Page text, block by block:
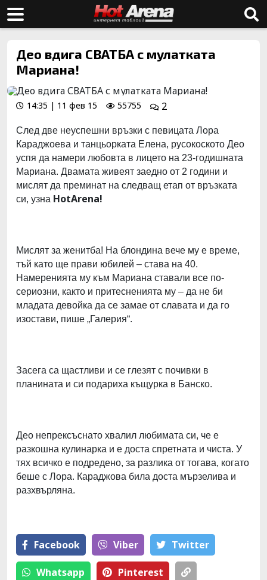
Део вдига СВАТБА с мулатката
Мариана!
14:35 | 11 фев 15 55755 2
След две неуспешни връзки с певицата Лора
Караджоева и танцьорката Елена, русокоското Део
успя да намери любовта в лицето на 23-годишната
Мариана. Двамата живеят заедно от 2 години и
мислят да преминат на следващ етап от връзката
си, узна HotArena!
Мислят за женитба! На блондина вече му е време,
тъй като ще прави юбилей – става на 40.
Намеренията му към Мариана ставали все по-
сериозни, както и притесненията му – да не би
младата девойка да се замае от славата и да го
изостави, пише „Галерия“.
Засега са щастливи и се глезят с почивки в
планината и си подариха къщурка в Банско.
Део непрексъснато хвалил любимата си, че е
разкошна кулинарка и е доста спретната и чиста. У
тях всичко е подредено, за разлика от тогава, когато
беше с Лора. Караджова била доста мързелива и
разхвърляна.
Facebook Viber Тwitter
Whatsapp Pinterest